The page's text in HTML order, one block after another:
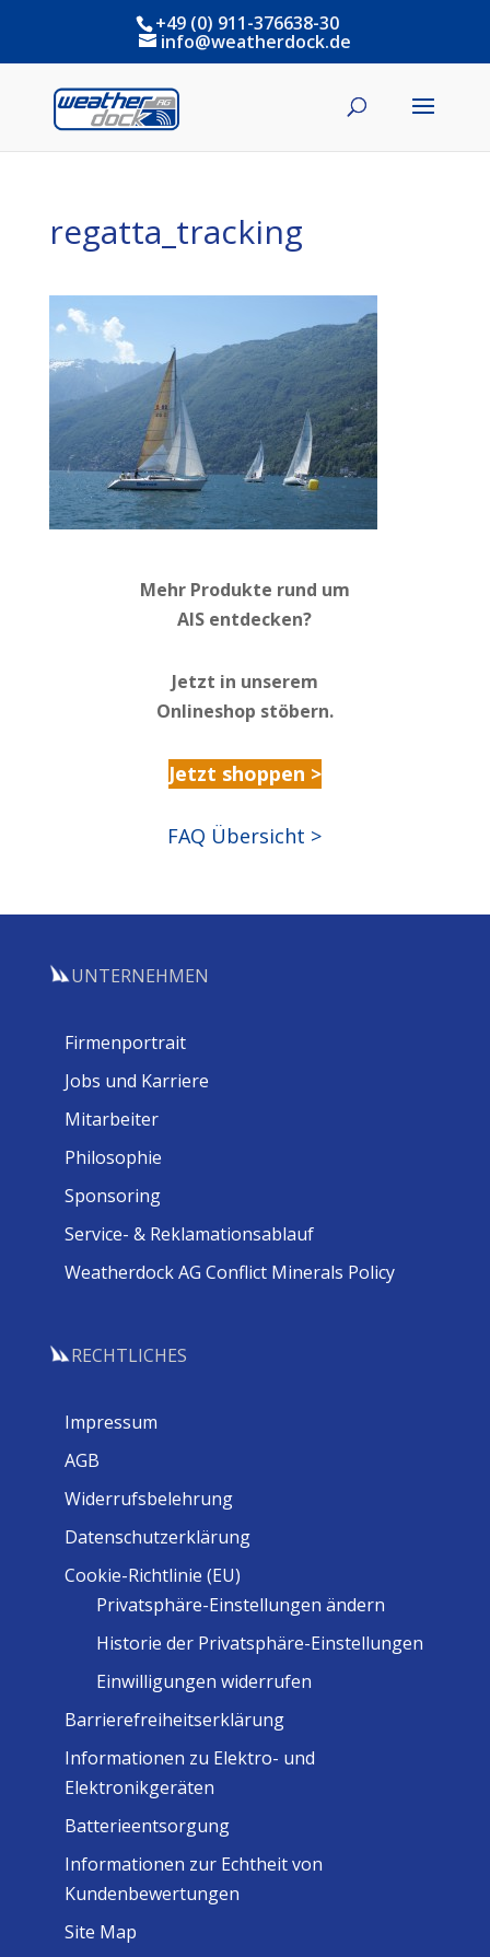
+49 (0) 911-376638-30
info@weatherdock.de
regatta_tracking
Mehr Produkte rund um
AIS entdecken?
Jetzt in unserem
Onlineshop stöbern.
Jetzt shoppen >
FAQ Übersicht >
UNTERNEHMEN
Firmenportrait
Jobs und Karriere
Mitarbeiter
Philosophie
Sponsoring
Service- & Reklamationsablauf
Weatherdock AG Conflict Minerals Policy
RECHTLICHES
Impressum
AGB
Widerrufsbelehrung
Datenschutzerklärung
Cookie-Richtlinie (EU)
Privatsphäre-Einstellungen ändern
Historie der Privatsphäre-Einstellungen
Einwilligungen widerrufen
Barrierefreiheitserklärung
Informationen zu Elektro- und
Elektronikgeräten
Batterieentsorgung
Informationen zur Echtheit von
Kundenbewertungen
Site Map